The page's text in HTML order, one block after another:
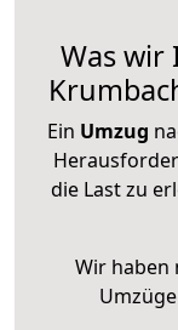
Was
Ein Umzug
die Last zu
Wir haben